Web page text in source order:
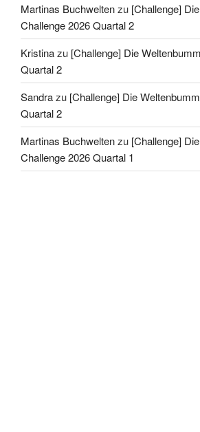
Martinas Buchweltenzu [Challenge]
Challenge 2026 Quartal 2
Kristinazu [Challenge] Die
Quartal 2
Sandrazu [Challenge] Die
Quartal 2
Martinas Buchweltenzu [Challenge]
Challenge 2026 Quartal 1